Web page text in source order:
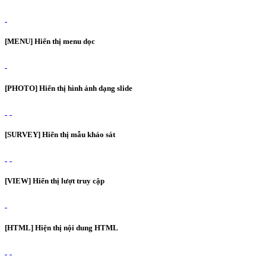
[MENU] Hiển thị menu dọc
[PHOTO] Hiển thị hình ảnh dạng slide
[SURVEY] Hiển thị mẫu khảo sát
[VIEW] Hiển thị lượt truy cập
[HTML] Hiện thị nội dung HTML